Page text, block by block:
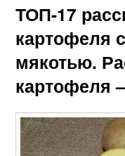
ТОП-17
картофеля
мякотью.
картофеля